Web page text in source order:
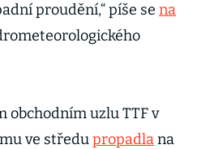
proudění,“ píše se na
obchodním uzlu TTF v
ve středupropadlana